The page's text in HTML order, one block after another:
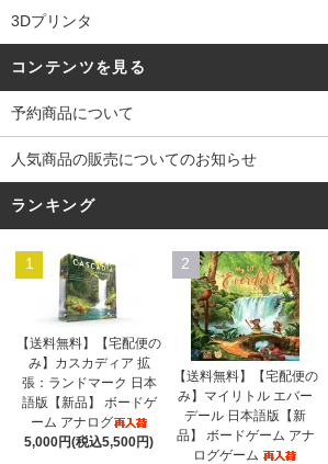
3Dプリンタ
コンテンツを見る
予約商品について
人気商品の販売についてのお知らせ
ランキング
1
【送料無料】【宅配便の
み】カスカディア 拡
張：ランドマーク 日本
語版【新品】 ボードゲ
ーム アナログ
5,000円(税込5,500円)
2
【送料無料】【宅配便の
み】マイリトル エバー
デール 日本語版【新
品】 ボードゲーム アナ
ログゲーム